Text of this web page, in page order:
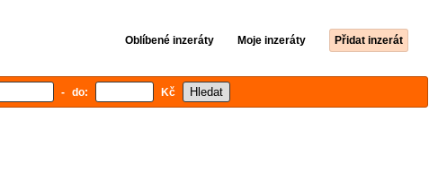
Oblíbené inzeráty Moje inzeráty Přidat inzerát
- do: Kč